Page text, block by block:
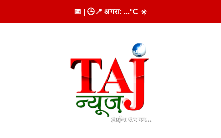
to
📅 | 🕒📍 आगरा: ...°C ☀️